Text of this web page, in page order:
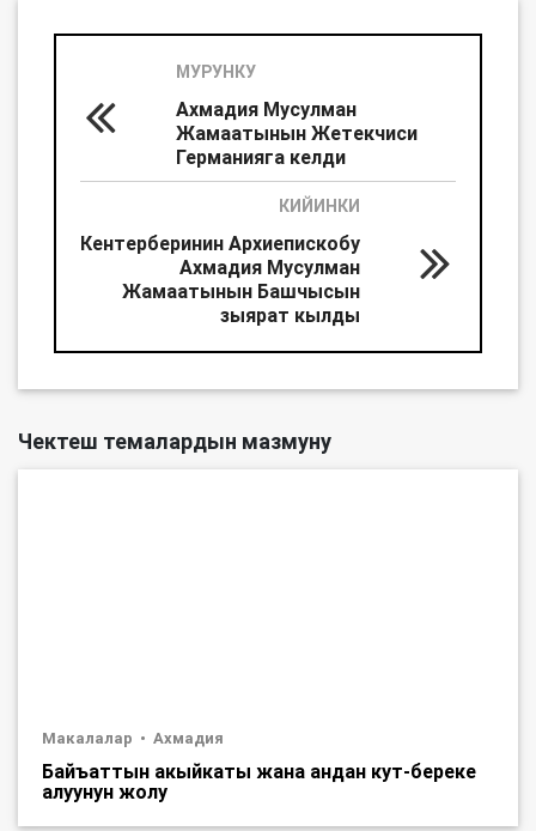
МУРУНКУ
Ахмадия Мусулман
Жамаатынын Жетекчиси
Германияга келди
КИЙИНКИ
Кентерберинин Архиепискобу
Ахмадия Мусулман
Жамаатынын Башчысын
зыярат кылды
Чектеш темалардын мазмуну
Макалалар Ахмадия
Байъаттын акыйкаты жана андан кут-береке
алуунун жолу